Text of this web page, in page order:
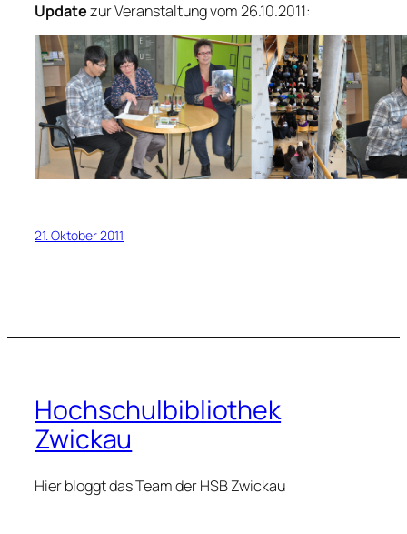
Updatezur Veranstaltung vom 26.10.2011:
21. Oktober 2011
Hochschulbibliothek
Zwickau
Hier bloggt das Team der HSB Zwickau